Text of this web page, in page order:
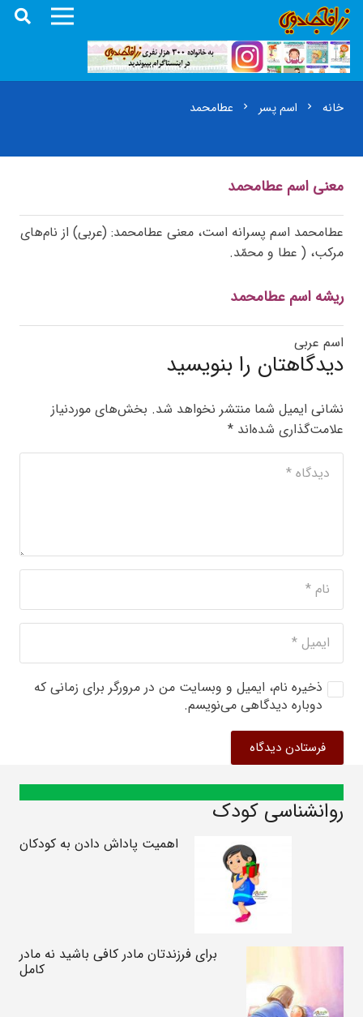
خانه chevron_right اسم پسر chevron_right عطامحمد
معنی اسم عطامحمد
عطامحمد اسم پسرانه است، معنی عطامحمد: (عربی) از نام‌های
مرکب، ( عطا و محمّد.
ریشه اسم عطامحمد
اسم عربی
دیدگاهتان را بنویسید
نشانی ایمیل شما منتشر نخواهد شد. بخش‌های موردنیاز
علامت‌گذاری شده‌اند *
ذخیره نام، ایمیل و وبسایت من در مرورگر برای زمانی که
دوباره دیدگاهی می‌نویسم.
فرستادن دیدگاه
روانشناسی کودک
اهمیت پاداش دادن به کودکان
برای فرزندتان مادر کافی باشید نه مادر
کامل